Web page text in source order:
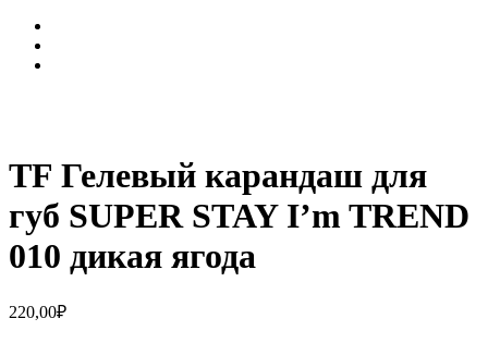
TF Гелевый карандаш для
губ SUPER STAY I’m TREND
010 дикая ягода
220,00₽